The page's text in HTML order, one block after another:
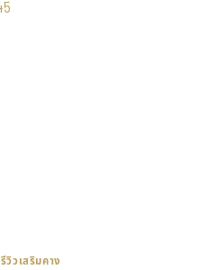
รีวิวเสริมคาง